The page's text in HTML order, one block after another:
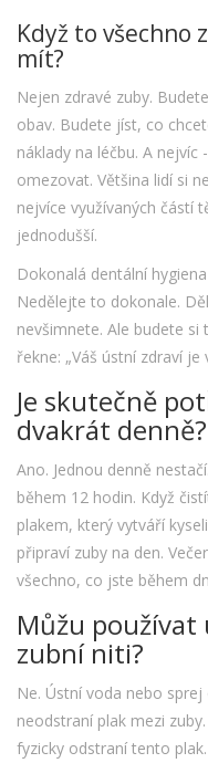
Když to všechno
mít?
Nejen zdravé zuby.
obav. Budete jíst, co
náklady na léčbu. A
omezovat. Většina lidí si
nejvíce využívaných částí
jednodušší.
Dokonalá dentální
Nedělejte to dokonale.
nevšimnete. Ale budete
řekne: „Váš ústní zdraví je
Je skutečně
dvakrát denně?
Ano. Jednou denně
během 12 hodin. Když
plakem, který vytváří
připraví zuby na den.
všechno, co jste během
Můžu
zubní niti?
Ne. Ústní voda nebo
neodstraní plak mezi
fyzicky odstraní tento